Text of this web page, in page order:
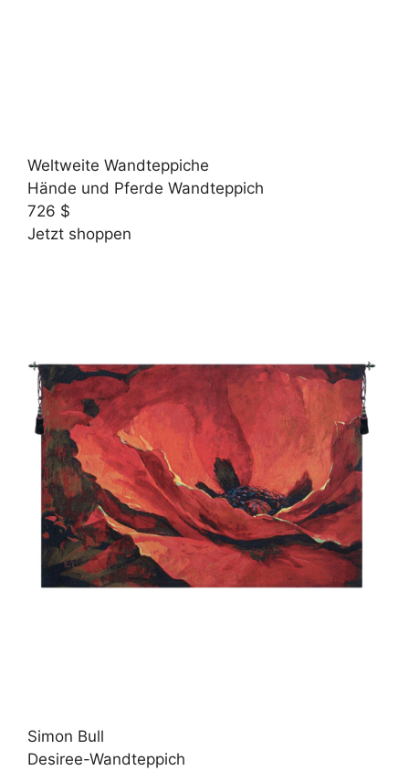
Weltweite Wandteppiche
Hände und Pferde Wandteppich
726 $
Jetzt shoppen
Simon Bull
Desiree-Wandteppich